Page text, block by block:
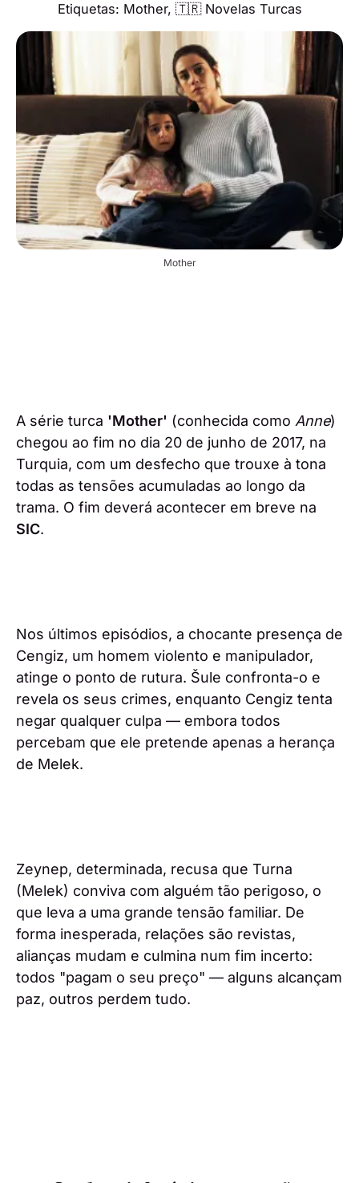
Etiquetas: Mother, 🇹🇷 Novelas Turcas
Mother
A série turca 'Mother' (conhecida como Anne)
chegou ao fim no dia 20 de junho de 2017, na
Turquia, com um desfecho que trouxe à tona
todas as tensões acumuladas ao longo da
trama. O fim deverá acontecer em breve na
SIC.
Nos últimos episódios, a chocante presença de
Cengiz, um homem violento e manipulador,
atinge o ponto de rutura. Šule confronta-o e
revela os seus crimes, enquanto Cengiz tenta
negar qualquer culpa — embora todos
percebam que ele pretende apenas a herança
de Melek.
Zeynep, determinada, recusa que Turna
(Melek) conviva com alguém tão perigoso, o
que leva a uma grande tensão familiar. De
forma inesperada, relações são revistas,
alianças mudam e culmina num fim incerto:
todos "pagam o seu preço" — alguns alcançam
paz, outros perdem tudo.